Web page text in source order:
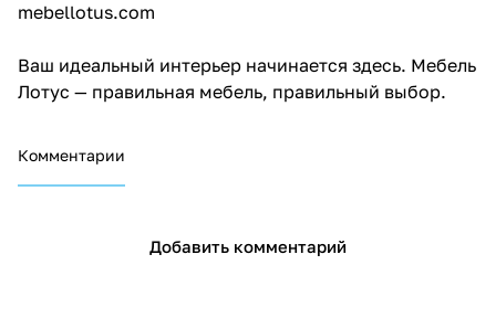
mebellotus.com
Ваш идеальный интерьер начинается здесь. Мебель
Лотус — правильная мебель, правильный выбор.
Комментарии
Добавить комментарий